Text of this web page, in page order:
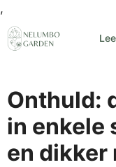
,
naar
de
Onthuld:
in enkele
en dikker